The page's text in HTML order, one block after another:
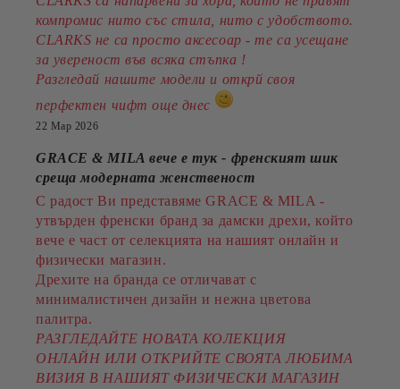
компромис нито със стила, нито с удобството.
CLARKS не са просто аксесоар - те са усещане
за увереност във всяка стъпка !
Разгледай нашите модели и открй своя
перфектен чифт още днес
22 Мар 2026
GRACE & MILA вече е тук - френският шик
среща модерната женственост
С радост Ви представяме GRACE & MILA -
утвърден френски бранд за дамски дрехи, който
вече е част от селекцията на нашият онлайн и
физически магазин.
Дрехите на бранда се отличават с
минималистичен дизайн и нежна цветова
палитра.
РАЗГЛЕДАЙТЕ НОВАТА КОЛЕКЦИЯ
ОНЛАЙН ИЛИ ОТКРИЙТЕ СВОЯТА ЛЮБИМА
ВИЗИЯ В НАШИЯТ ФИЗИЧЕСКИ МАГАЗИН